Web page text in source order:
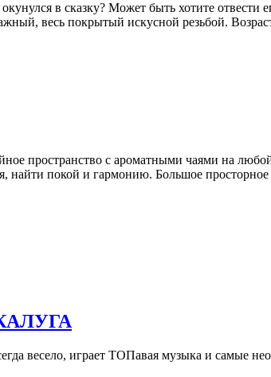
в сказку? Может быть хотите
весь покрытый искусной резьбой.
пространство с ароматными чаями на
найти покой и гармонию. Большое
весело, играет ТОПавая музыка и самые